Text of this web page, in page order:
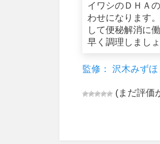
イワシのＤＨＡ
わせになります
して便秘解消に
早く調理しましょ
監修： 沢木みずほ
(まだ評価